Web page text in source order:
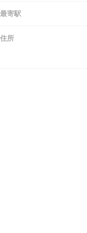
最寄駅
住所